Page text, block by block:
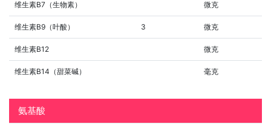
维生素B7（生物素） 微克
维生素B9（叶酸） 3 微克
维生素B12 微克
维生素B14（甜菜碱） 毫克
氨基酸